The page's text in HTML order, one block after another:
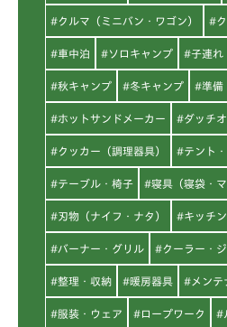
#クルマ（ミニバン・ワゴン） #ク
#車中泊 #ソロキャンプ #子連れ
#秋キャンプ #冬キャンプ #準備
#ホットサンドメーカー #ダッチ
#クッカー（調理器具） #テント
#テーブル・椅子 #寝具（寝袋・マ
#刃物（ナイフ・ナタ） #キッチ
#バーナー・グリル #クーラー・
#整理・収納 #暖房器具 #メンテ
#服装・ウェア #ロープワーク #